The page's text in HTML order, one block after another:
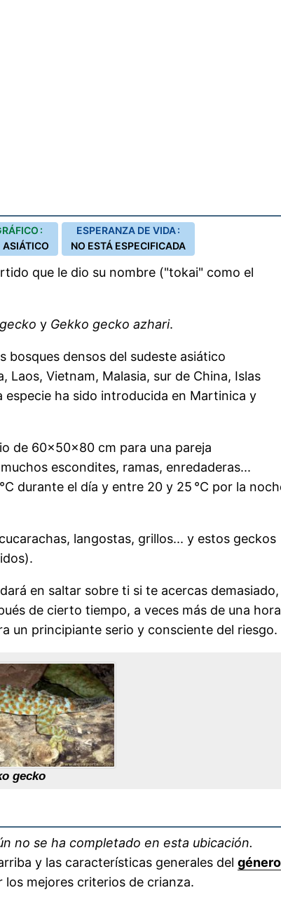
:
ASIÁTICO
ESPERANZA DE VIDA :
NO ESTÁ ESPECIFICADA
que le dio su nombre ("tokai" como el
y Gekko gecko azhari.
bosques densos del sudeste asiático
Laos, Vietnam, Malasia, sur de China, Islas
especie ha sido introducida en Martinica y
de 60×50×80 cm para una pareja
escondites, ramas, enredaderas...
durante el día y entre 20 y 25 °C por la
langostas, grillos... y estos geckos
en saltar sobre ti si te acercas demasiado,
de cierto tiempo, a veces más de una hora
un principiante serio y consciente del riesgo.
gecko
no se ha completado en esta ubicación.
y las características generales del género
mejores criterios de crianza.